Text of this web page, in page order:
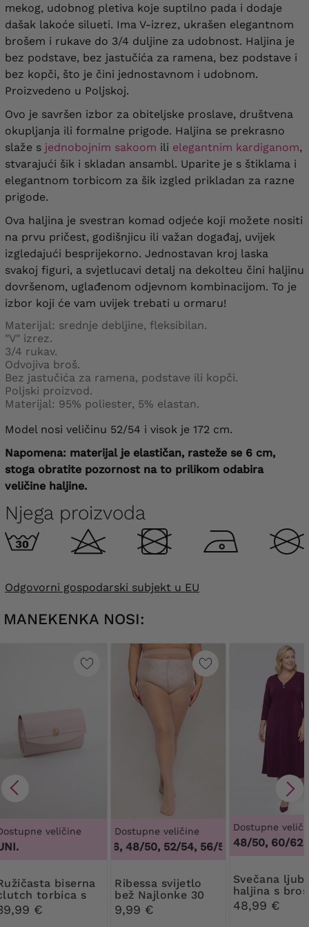
mekog, udobnog pletiva koje suptilno pada i dodaje
dašak lakoće silueti. Ima V-izrez, ukrašen elegantnom
brošem i rukave do 3/4 duljine za udobnost. Haljina je
bez podstave, bez jastučića za ramena, bez podstave i
bez kopči, što je čini jednostavnom i udobnom.
Proizvedeno u Poljskoj.
Ovo je savršen izbor za obiteljske proslave, društvena
okupljanja ili formalne prigode. Haljina se prekrasno
slaže s jednobojnim sakoom ili elegantnim kardiganom,
stvarajući šik i skladan ansambl. Uparite je s štiklama i
elegantnom torbicom za šik izgled prikladan za razne
prigode.
Ova haljina je svestran komad odjeće koji možete nositi
na prvu pričest, godišnjicu ili važan događaj, uvijek
izgledajući besprijekorno. Jednostavan kroj laska
svakoj figuri, a svjetlucavi detalj na dekolteu čini haljinu
dovršenom, uglađenom odjevnom kombinacijom. To je
izbor koji će vam uvijek trebati u ormaru!
Materijal: srednje debljine, fleksibilan.
"V" izrez.
3/4 rukav.
Odvojiva broš.
Bez jastučića za ramena, podstave ili kopči.
Poljski proizvod.
Materijal: 95% poliester, 5% elastan.
Model nosi veličinu 52/54 i visok je 172 cm.
Napomena: materijal je elastičan, rasteže se 6 cm,
stoga obratite pozornost na to prilikom odabira
veličine haljine.
Njega proizvoda
Odgovorni gospodarski subjekt u EU
MANEKENKA NOSI:
veličine
torbica s
€
Dostupne veličine
44/46, 48/50, 52/54, 56/58, 60/62,44/46,
Ribessa svijetlo
bež Najlonke 30
DEN
9,99 €
Dostupne
48/50, 60/62
Svečana ljubičasta
haljina s
48,99 €